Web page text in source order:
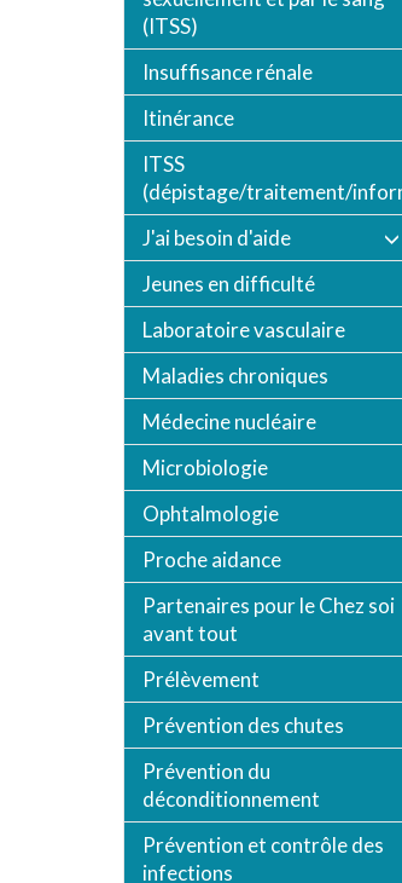
(ITSS)
Insuffisance rénale
Itinérance
ITSS
(dépistage/traitement/
J'ai besoin d'aide
Jeunes en difficulté
Laboratoire vasculaire
Maladies chroniques
Médecine nucléaire
Microbiologie
Ophtalmologie
Proche aidance
Partenaires pour le Chez soi
avant tout
Prélèvement
Prévention des chutes
Prévention du
déconditionnement
Prévention et contrôle des
infections